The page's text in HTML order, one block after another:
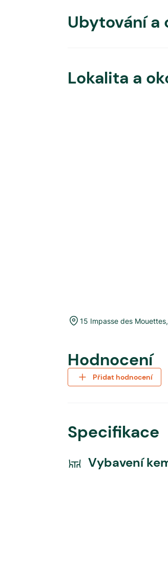
Ubytování a
Lokalita a
15 Impasse des
Hodnocení
Přidat hodnocení
Specifikace
Vybavení